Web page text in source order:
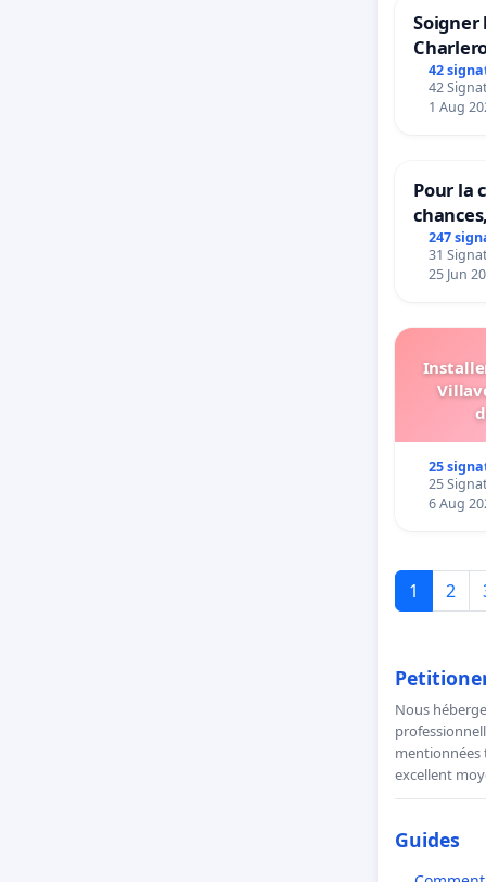
Soigner
42
42
1 Aug
Pour la
247
31
25 Jun
25
25
6 Aug
1 2
Nous
mentionnées
excellent
Guides